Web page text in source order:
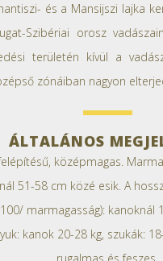
és a Mansijszi lajka
Szibériai orosz
területén kívül a
zónáiban nagyon
ÁLTALÁNOS
középmagas.
51-58 cm közé esik. A
marmagasság): kanoknál
kanok 20-28 kg, szukák: